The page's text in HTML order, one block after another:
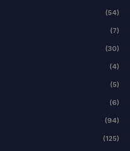
(54)
(7)
(30)
(4)
(5)
(6)
(94)
(125)